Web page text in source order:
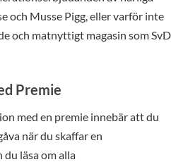
och Musse Pigg, eller varför inte
och matnyttigt magasin som SvD
Premie
med en premie innebär att du
när du skaffar en
läsa om alla